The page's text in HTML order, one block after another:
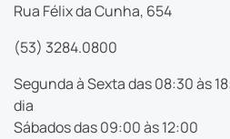
Rua Félix da Cunha, 654
(53) 3284.0800
Segunda à Sexta das 08:30 às
dia
Sábados das 09:00 às 12:00